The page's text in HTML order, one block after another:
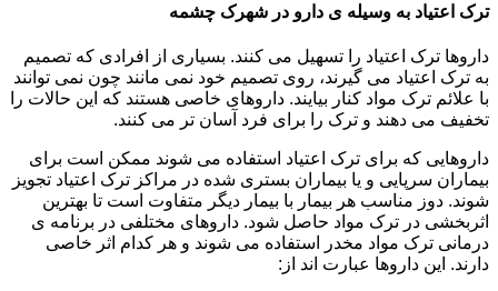
ترک اعتیاد به وسیله ی دارو در شهرک چشمه
داروها ترک اعتیاد را تسهیل می کنند. بسیاری از افرادی که تصمیم
به ترک اعتیاد می گیرند، روی تصمیم خود نمی مانند چون نمی توانند
با علائم ترک مواد کنار بیایند. داروهای خاصی هستند که این حالات را
تخفیف می دهند و ترک را برای فرد آسان تر می کنند.
داروهایی که برای ترک اعتیاد استفاده می شوند ممکن است برای
بیماران سرپایی و یا بیماران بستری شده در مراکز ترک اعتیاد تجویز
شوند. دوز مناسب هر بیمار با بیمار دیگر متفاوت است تا بهترین
اثربخشی در ترک مواد حاصل شود. داروهای مختلفی در برنامه ی
درمانی ترک مواد مخدر استفاده می شوند و هر کدام اثر خاصی
دارند. این داروها عبارت اند از: